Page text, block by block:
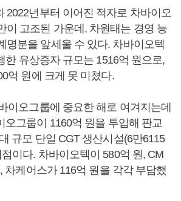
2022년부터 이어진 적자로 차바이오
이 고조된 가운데, 차원태는 경영 능
명분을 앞세울 수 있다. 차바이오텍
한 유상증자 규모는 1516억 원으로,
억 원에 크게 못 미쳤다.
이오그룹에 중요한 해로 여겨지는데
오그룹이 1160억 원을 투입해 판교
규모 단일 CGT 생산시설(6만6115
이다. 차바이오텍이 580억 원, CM
차케어스가 116억 원을 각각 부담했